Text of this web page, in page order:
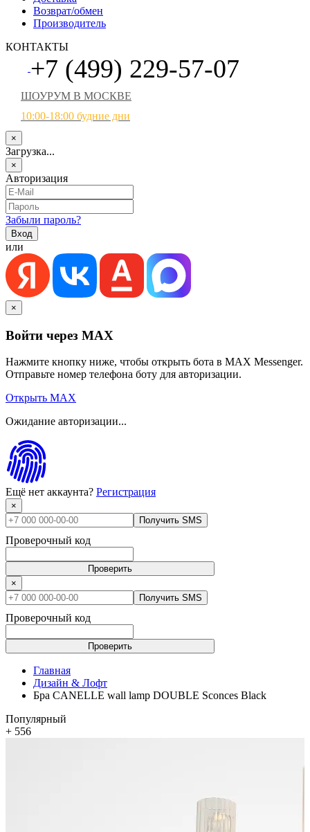
Возврат/обмен
Производитель
КОНТАКТЫ
+7 (499) 229-57-07
ШОУРУМ В МОСКВЕ
10:00-18:00 будние дни
×
Загрузка...
×
Авторизация
Забыли пароль?
или
×
Войти через MAX
Нажмите кнопку ниже, чтобы открыть бота в MAX Messenger.
Отправьте номер телефона боту для авторизации.
Открыть MAX
Ожидание авторизации...
Ещё нет аккаунта? Регистрация
×
Получить SMS
Проверочный код
Проверить
×
Получить SMS
Проверочный код
Проверить
Главная
Дизайн & Лофт
Бра CANELLE wall lamp DOUBLE Sconces Black
Популярный
+ 556